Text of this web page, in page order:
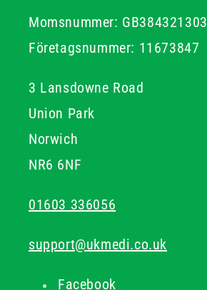
Momsnummer: GB384321303
Företagsnummer: 11673847
3 Lansdowne Road
Union Park
Norwich
NR6 6NF
01603 336056
support@ukmedi.co.uk
Facebook